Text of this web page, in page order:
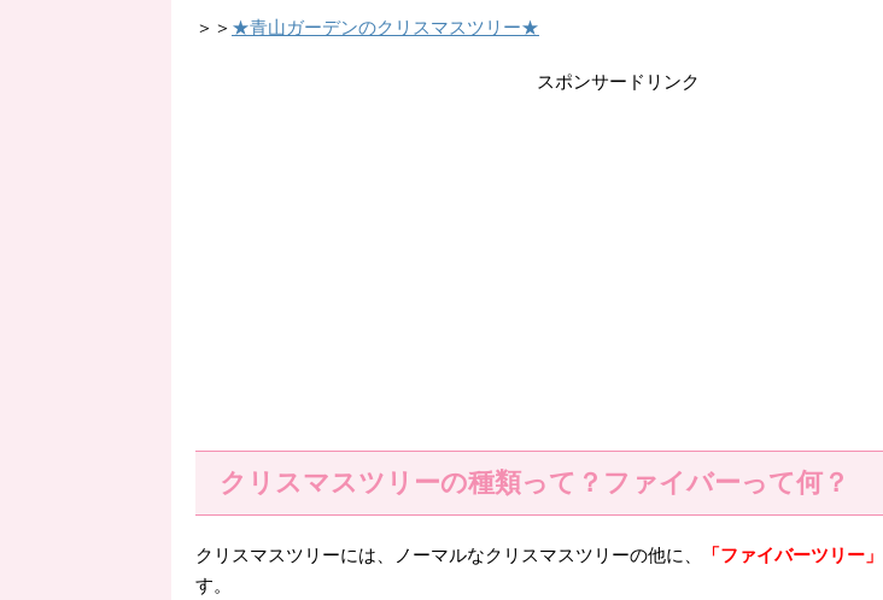
＞＞ ★青山ガーデンのクリスマスツリー★
スポンサードリンク
クリスマスツリーの種類って？ファイバーって何？
クリスマスツリーには、ノーマルなクリスマスツリーの他に、 「ファイバーツリー」
す。